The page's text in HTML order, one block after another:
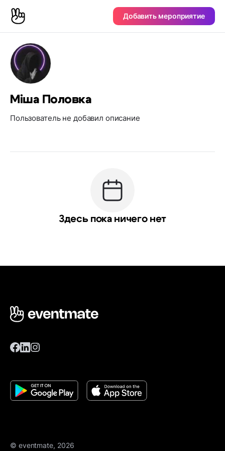
Добавить мероприятие
Міша Половка
Пользователь не добавил описание
Здесь пока ничего нет
© eventmate, 2026